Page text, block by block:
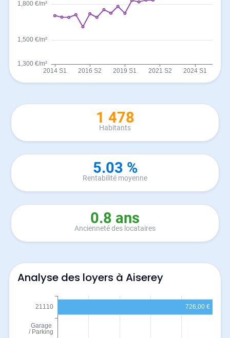
1 478
Habitants
5.03 %
Rentabilité moyenne
0.8 ans
Ancienneté des locataires
Analyse des loyers à Aiserey